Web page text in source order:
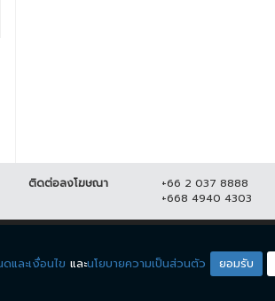
ติดต่อลงโฆษณา
+66 2 037 8888
+668 4940 4303
มีเดียโซน
และเงื่อนไข และนโยบายความเป็นส่วนตัว ยอมรับ